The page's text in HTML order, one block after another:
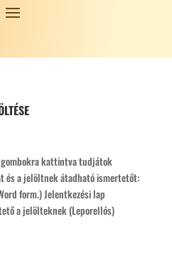
kattintva tudjátok
és a jelöltnek átadható ismertetőt:
form.) Jelentkezési lap
a jelölteknek (Leporellós)